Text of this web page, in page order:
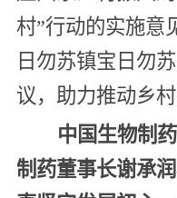
村”行动的实施意
日勿苏镇宝日勿
议，助力推动乡村
中国生物制
制药董事长谢承